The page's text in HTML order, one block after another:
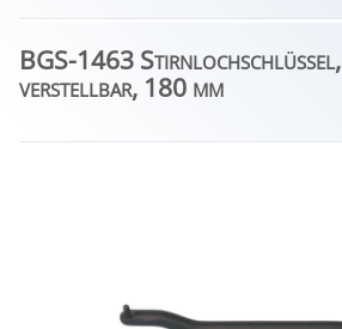
BGS-1463 Stirnlochschlüssel,
verstellbar, 180 mm